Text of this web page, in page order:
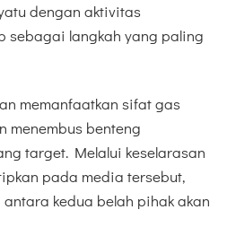
dengan aktivitas
sebagai langkah yang paling
memanfaatkan sifat gas
menembus benteng
target. Melalui keselarasan
pada media tersebut,
kedua belah pihak akan